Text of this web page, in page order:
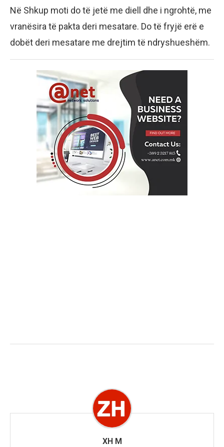
Në Shkup moti do të jetë me diell dhe i ngrohtë, me
vranësira të pakta deri mesatare. Do të fryjë erë e
dobët deri mesatare me drejtim të ndryshueshëm.
XH M